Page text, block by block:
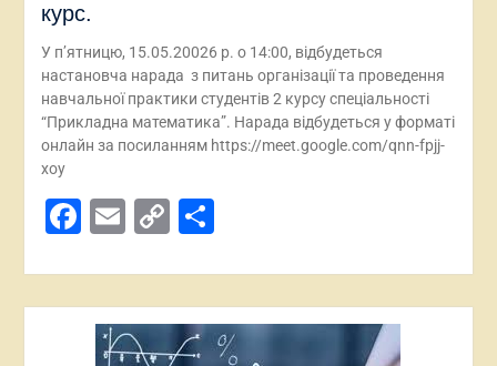
курс.
У п’ятницю, 15.05.20026 р. о 14:00, відбудеться
настановча нарада з питань організації та проведення
навчальної практики студентів 2 курсу спеціальності
“Прикладна математика”. Нарада відбудеться у форматі
онлайн за посиланням https://meet.google.com/qnn-fpjj-
xoy
Facebook
Email
CopyПоділитися